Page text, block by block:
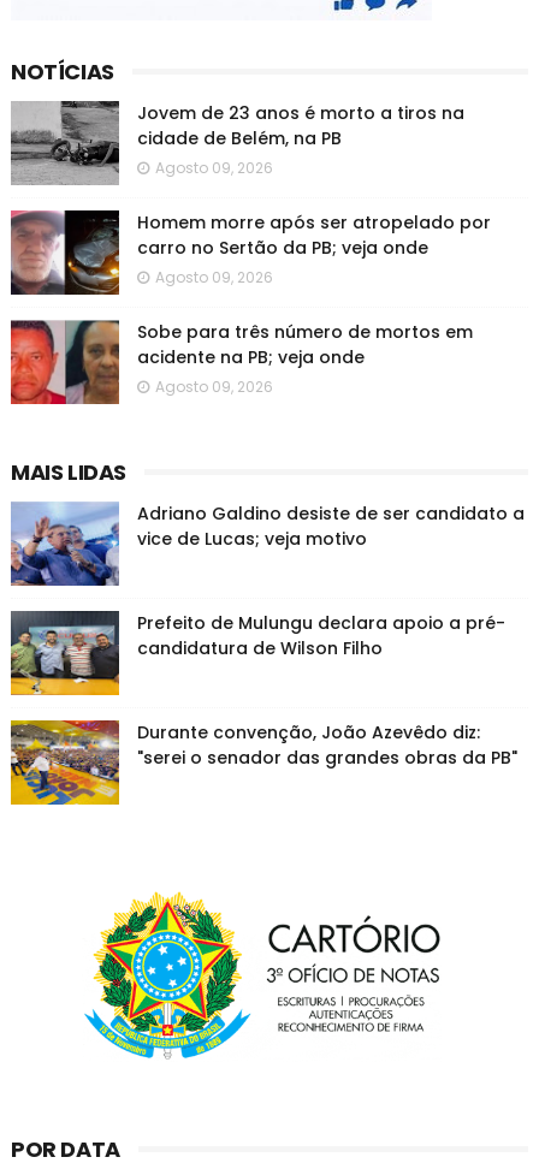
NOTÍCIAS
Jovem de 23 anos é morto a tiros na
cidade de Belém, na PB
Agosto 09, 2026
Homem morre após ser atropelado por
carro no Sertão da PB; veja onde
Agosto 09, 2026
Sobe para três número de mortos em
acidente na PB; veja onde
Agosto 09, 2026
MAIS LIDAS
Adriano Galdino desiste de ser candidato a
vice de Lucas; veja motivo
Prefeito de Mulungu declara apoio a pré-
candidatura de Wilson Filho
Durante convenção, João Azevêdo diz:
"serei o senador das grandes obras da PB"
POR DATA